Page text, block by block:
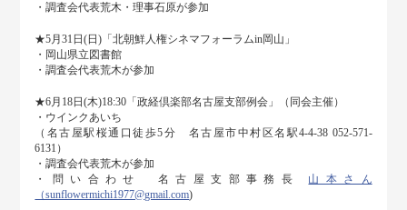
・調査会代表荒木・理事石原が参加
★5月31日(日)「北朝鮮人権シネマフォーラムin岡山」
・岡山県立図書館
・調査会代表荒木が参加
★6月18日(木)18:30「政経倶楽部名古屋支部例会」（同会主催）
・ウインクあいち
（名古屋駅桜通口徒歩5分 名古屋市中村区名駅4-4-38 052-571-
6131）
・調査会代表荒木が参加
・問い合わせ 名古屋支部事務長 山本さん
（sunflowermichi1977@gmail.com)